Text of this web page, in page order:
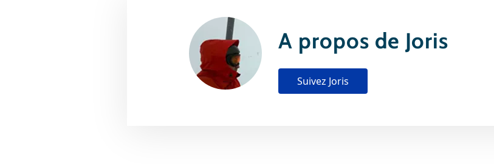
A propos de Joris
Suivez Joris